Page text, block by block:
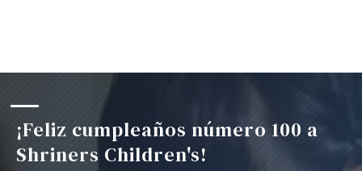
¡Feliz cumpleaños número 100 a
Shriners Children's!